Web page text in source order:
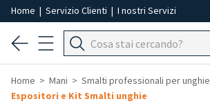
Home | Servizio Clienti | I nostri Servizi
Home Mani
Smalti professionali per unghie
Espositori e Kit Smalti unghie